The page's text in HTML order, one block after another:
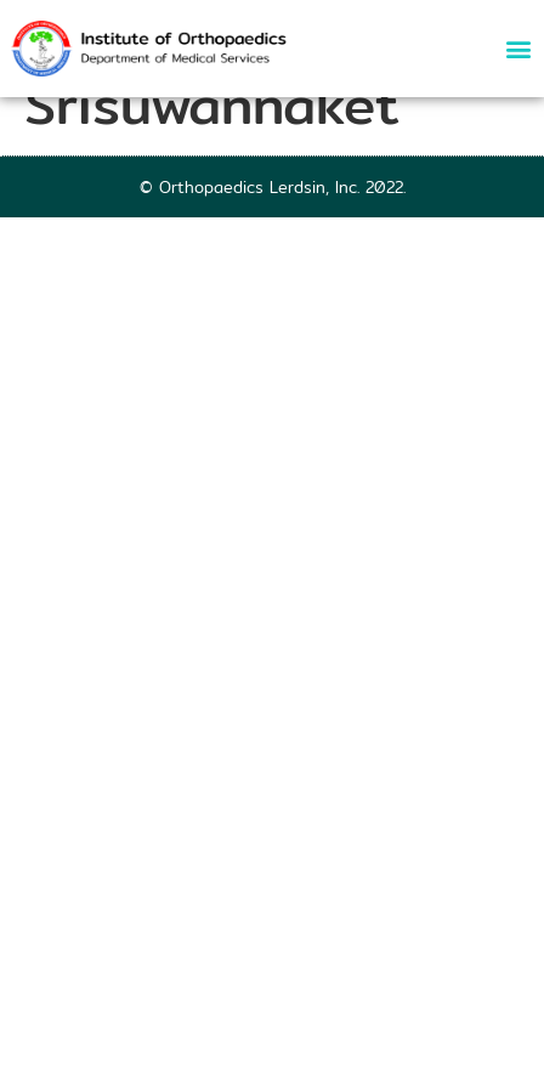
72953 | Jaruwit
Srisuwannaket
© Orthopaedics Lerdsin, Inc. 2022.